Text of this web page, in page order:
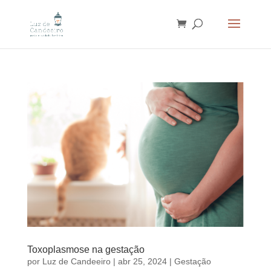
Toxoplasmose na gestação
por Luz de Candeeiro| abr 25, 2024| Gestação